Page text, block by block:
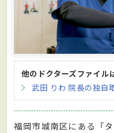
他のドクターズファイル
武田 りわ 院長の独自
福岡市城南区にある「